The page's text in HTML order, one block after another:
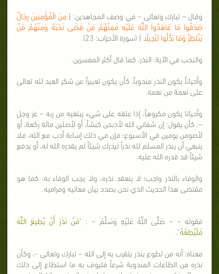
وقال – تبارك وتعالى – في وصف المجاهدين: {مِنَ الْمُؤْمِنِينَ رِجَالٌ
صَدَقُوا مَا عَاهَدُوا اللَّهَ عَلَيْهِ فَمِنْهُمْ مَنْ قَضَى نَحْبَهُ وَمِنْهُمْ مَنْ
يَنْتَظِرُ وَمَا بَدَّلُوا تَبْدِيلًا } (سورة الأحزاب: 23).
والنحب في الآية: النذر، كما قال أكثر المفسرين.
وأحياناً يكون النذر مندوباً، كأن يكون تعبيراً عن شكر العبد لله تعالى
على نعمة من نعمه.
وأحيانا يكون مكروهاً، إذا علقه على شيء يبتغيه من ربه – عز وجل
–، كأن يقول: إن شفاني الله لأذبحن كبشاً، أو لأصلين مائة ركعة، أو
لأصومن يومين في الأسبوع؛ فإن في ذلك إساءة أدب مع الله، فلا
ينبغي أن ينذر المسلم لله نذراً ليدرك شيئاً لم يقدره الله له، أو يدفع
شيئاً قد قدره الله عليه.
والوفاء بالنذر واجب؛ لا ينعقد نذره، ولا يجب الوفاء به، كما هو
مقتضى هذا الحديث الذي نحن بصدد بيان معانيه ومراميه.
فقوله – – صَلَّى اللَّهُ عَلَيْهِ وَسَلَّمَ – : "مَنْ نَذَرَ أَنْ يُطِيعَ اللَّهَ
فَلْيُطِعْهُ".
معناه: أنه من تطوع بنذر يتقرب به إلى الله – تبارك وتعالى -، وكأن
نذره من الطاعات المندوبة شرعاً فليوف به ما استطاع إلى ذلك